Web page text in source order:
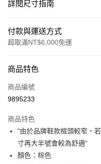
詳閱尺寸指南
付款與運送方式
超取滿NT$6,000免運
信用卡一次付款
超商取貨付款
Apple Pay
ATM付款
商品特色
商品編號
9895233
商品特色
"由於品牌鞋款楦頭較窄，
寸再大半號會較為舒適"
顏色：棕色